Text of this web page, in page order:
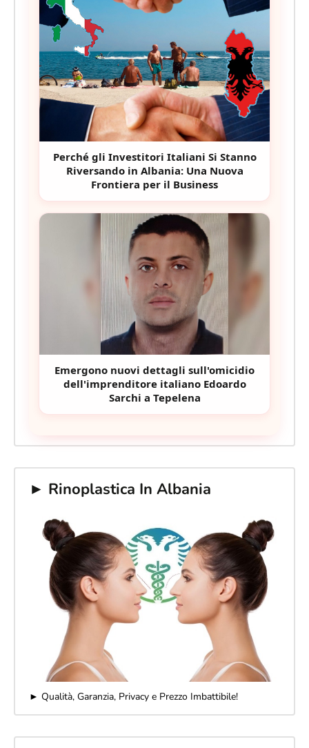
Perché gli Investitori Italiani Si Stanno
Riversando in Albania: Una Nuova
Frontiera per il Business
Emergono nuovi dettagli sull'omicidio
dell'imprenditore italiano Edoardo
Sarchi a Tepelena
► Rinoplastica In Albania
► Qualità, Garanzia, Privacy e Prezzo Imbattibile!